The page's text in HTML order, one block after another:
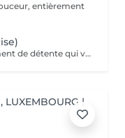
entièrement
Le gommage du corps est un vrai moment de détente qui va permettre à la peau de se débarrasser de ses inégalités et de retrouver une peau toute douce. Ce soin est parfait juste avant d'aller au soleil pour permettre à la peau de mieux bronzer.